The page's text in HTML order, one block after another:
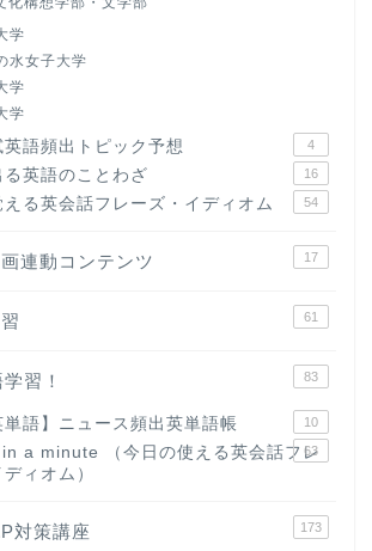
学
水女子大学
学
学
英語頻出トピック予想 4
る英語のことわざ 16
る英会話フレーズ・イディオム 54
連動コンテンツ 17
61
習！ 83
単語】ニュース頻出英単語帳 10
a minute （今日の使える英会話フレ
ィオム）
63
対策講座 173